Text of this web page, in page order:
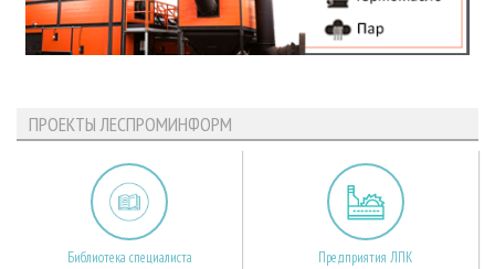
ПРОЕКТЫ ЛЕСПРОМИНФОРМ
Библиотека специалиста Предприятия ЛПК